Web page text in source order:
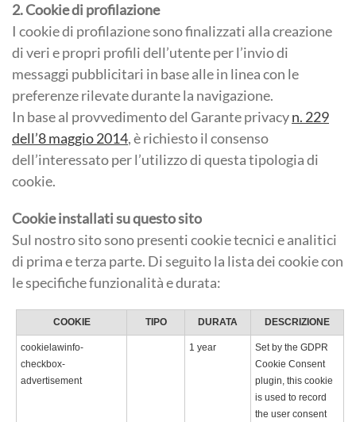
2. Cookie di profilazione
I cookie di profilazione sono finalizzati alla creazione
di veri e propri profili dell’utente per l’invio di
messaggi pubblicitari in base alle in linea con le
preferenze rilevate durante la navigazione.
In base al provvedimento del Garante privacyn. 229
dell’8 maggio 2014, è richiesto il consenso
dell’interessato per l’utilizzo di questa tipologia di
cookie.
Cookie installati su questo sito
Sul nostro sito sono presenti cookie tecnici e analitici
di prima e terza parte. Di seguito la lista dei cookie con
le specifiche funzionalità e durata:
COOKIE TIPO DURATA DESCRIZIONE
cookielawinfo-
checkbox-
advertisement
1 year
Set by the GDPR
Cookie Consent
plugin, this cookie
is used to record
the user consent